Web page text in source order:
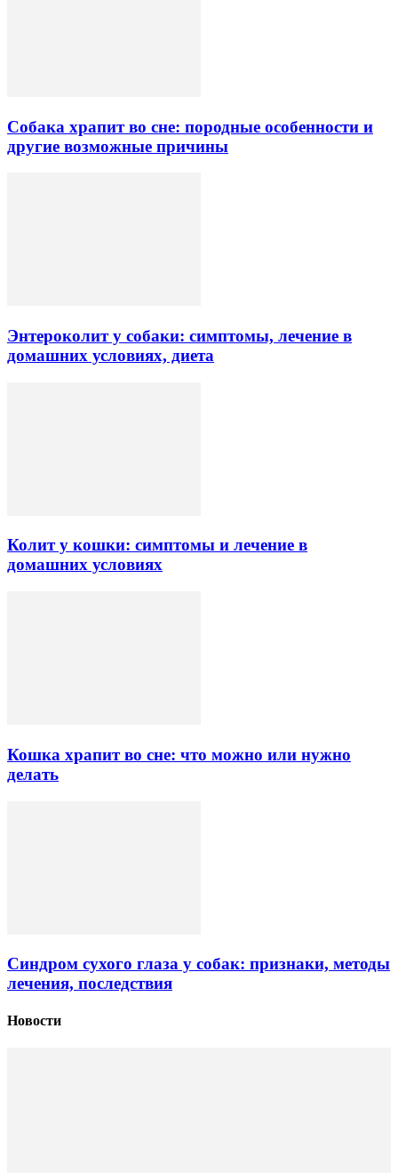
Собака храпит во сне: породные особенности и
другие возможные причины
Энтероколит у собаки: симптомы, лечение в
домашних условиях, диета
Колит у кошки: симптомы и лечение в
домашних условиях
Кошка храпит во сне: что можно или нужно
делать
Синдром сухого глаза у собак: признаки, методы
лечения, последствия
Новости